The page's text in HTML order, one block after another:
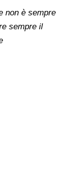
non è sempre
sempre il